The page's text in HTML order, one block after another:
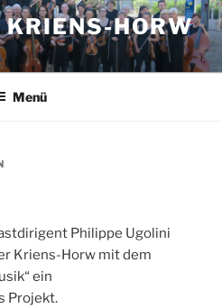
KRIENS-HORW
Menü
Philippe Ugolini
Kriens-Horw mit dem
ein
Projekt.